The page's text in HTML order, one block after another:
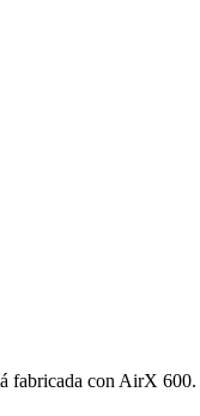
fabricada con AirX